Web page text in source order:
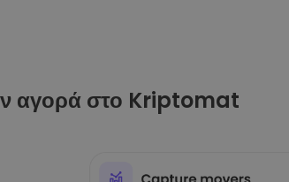
αγορά στο Kriptomat